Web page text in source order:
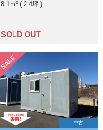
8.1ｍ² ( 2.4坪 )
SOLD OUT
中古
SALE